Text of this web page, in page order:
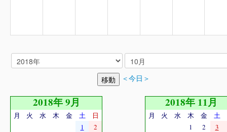
＜今日＞
2018年 9月
月 火 水 木 金 土
日
1
2
2018年 11月
月 火 水 木 金 土
1
2
3